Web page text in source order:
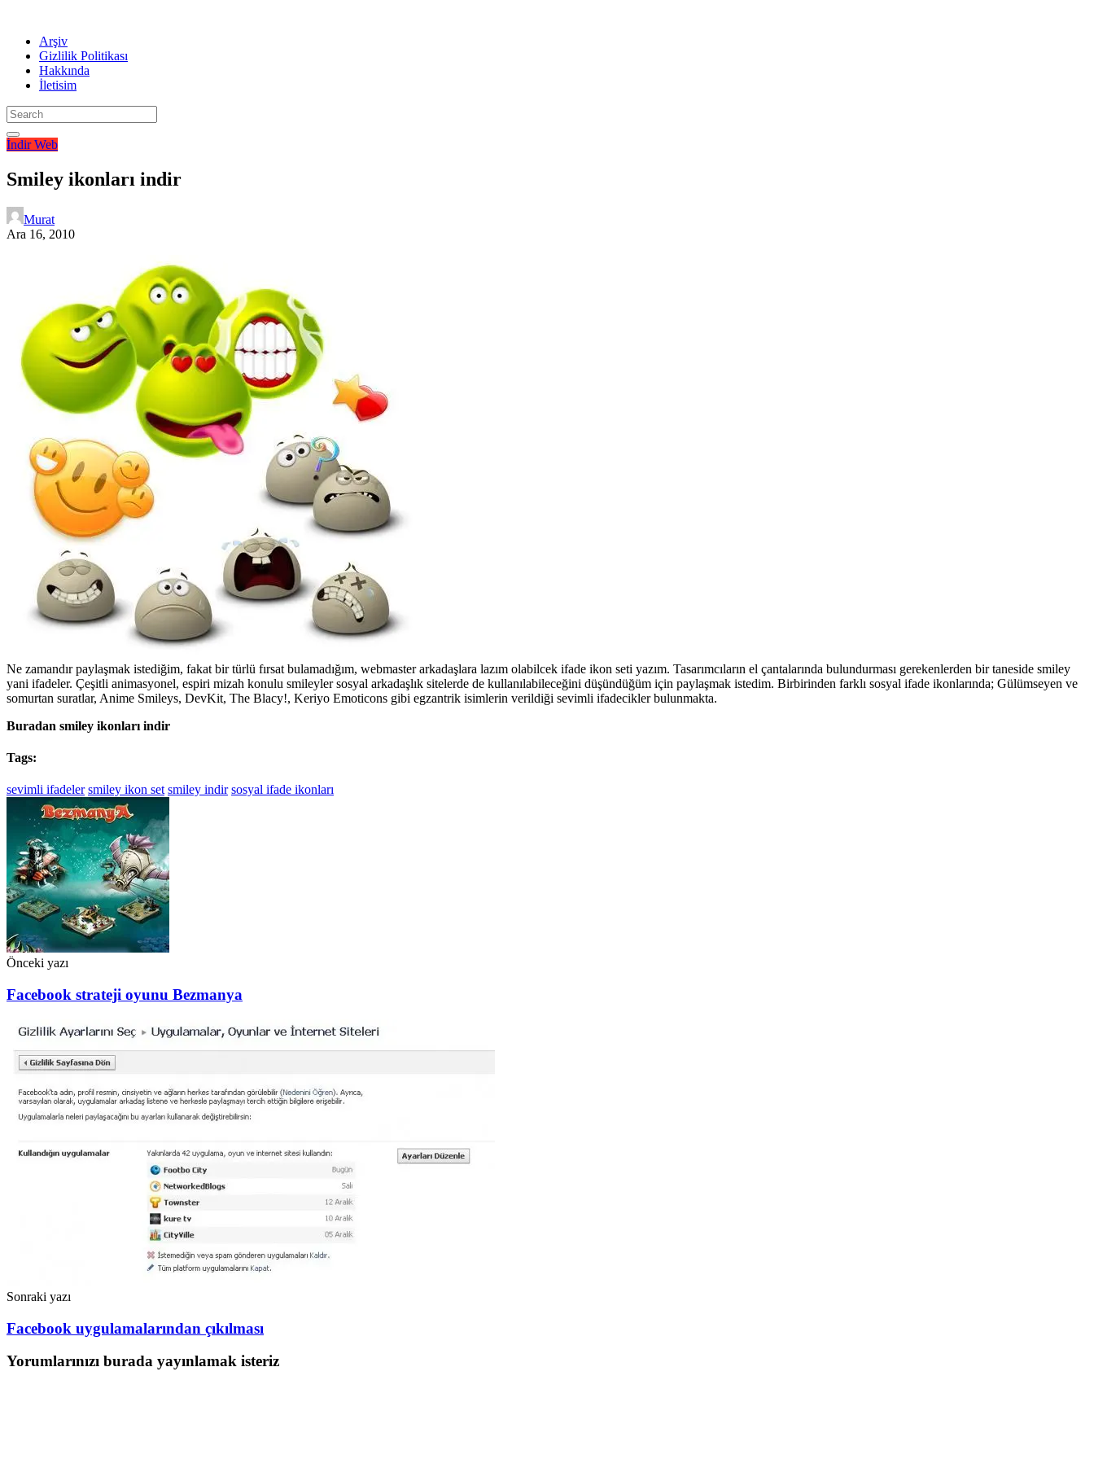
Arşiv
Gizlilik Politikası
Hakkında
İletisim
İndirWeb
Smiley ikonları indir
Murat
Ara 16, 2010
Ne zamandır paylaşmak istediğim, fakat bir türlü fırsat bulamadığım, webmaster arkadaşlara lazım olabilcek ifade ikon seti yazım. Tasarımcıların el çantalarında bulundurması gerekenlerden bir taneside smiley
yani ifadeler. Çeşitli animasyonel, espiri mizah konulu smileyler sosyal arkadaşlık sitelerde de kullanılabileceğini düşündüğüm için paylaşmak istedim. Birbirinden farklı sosyal ifade ikonlarında; Gülümseyen ve
somurtan suratlar, Anime Smileys, DevKit, The Blacy!, Keriyo Emoticons gibi egzantrik isimlerin verildiği sevimli ifadecikler bulunmakta.
Buradan smiley ikonları indir
Tags:
sevimli ifadeler smiley ikon set smiley indir sosyal ifade ikonları
Önceki yazı
Facebook strateji oyunu Bezmanya
Sonraki yazı
Facebook uygulamalarından çıkılması
Yorumlarınızı burada yayınlamak isteriz